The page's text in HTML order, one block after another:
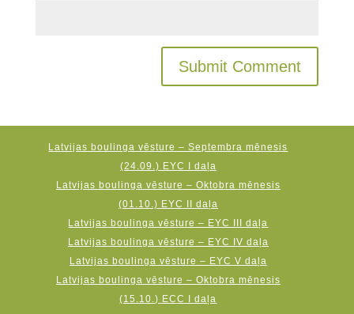
Latvijas boulinga vēsture – Septembra mēnesis
(24.09.) EYC I daļa
Latvijas boulinga vēsture – Oktobra mēnesis
(01.10.) EYC II daļa
Latvijas boulinga vēsture – EYC III daļa
Latvijas boulinga vēsture – EYC IV daļa
Latvijas boulinga vēsture – EYC V daļa
Latvijas boulinga vēsture – Oktobra mēnesis
(15.10.) ECC I daļa